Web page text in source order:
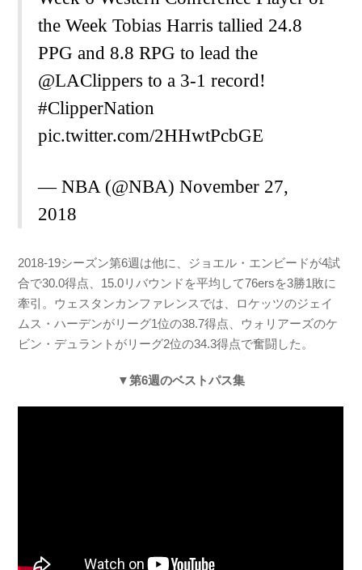
the Week Tobias Harris tallied 24.8
PPG and 8.8 RPG to lead the
@LAClippers to a 3-1 record!
#ClipperNation
pic.twitter.com/2HHwtPcbGE
— NBA (@NBA) November 27,
2018
2018-19シーズン第6週は他に、ジョエル・エンビードが4試
合で30.0得点、15.0リバウンドを平均して76ersを3勝1敗に
牽引。ウェスタンカンファレンスでは、ロケッツのジェイ
ムス・ハーデンがリーグ1位の38.7得点、ウォリアーズのケ
ビン・デュラントがリーグ2位の34.3得点で奮闘した。
▼第6週のベストパス集